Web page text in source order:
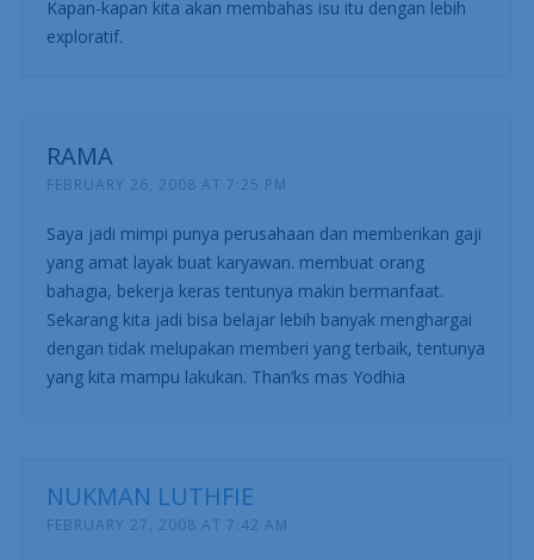
Kapan-kapan kita akan membahas isu itu dengan lebih
exploratif.
RAMA
FEBRUARY 26, 2008 AT 7:25 PM
Saya jadi mimpi punya perusahaan dan memberikan gaji
yang amat layak buat karyawan. membuat orang
bahagia, bekerja keras tentunya makin bermanfaat.
Sekarang kita jadi bisa belajar lebih banyak menghargai
dengan tidak melupakan memberi yang terbaik, tentunya
yang kita mampu lakukan. Than’ks mas Yodhia
NUKMAN LUTHFIE
FEBRUARY 27, 2008 AT 7:42 AM